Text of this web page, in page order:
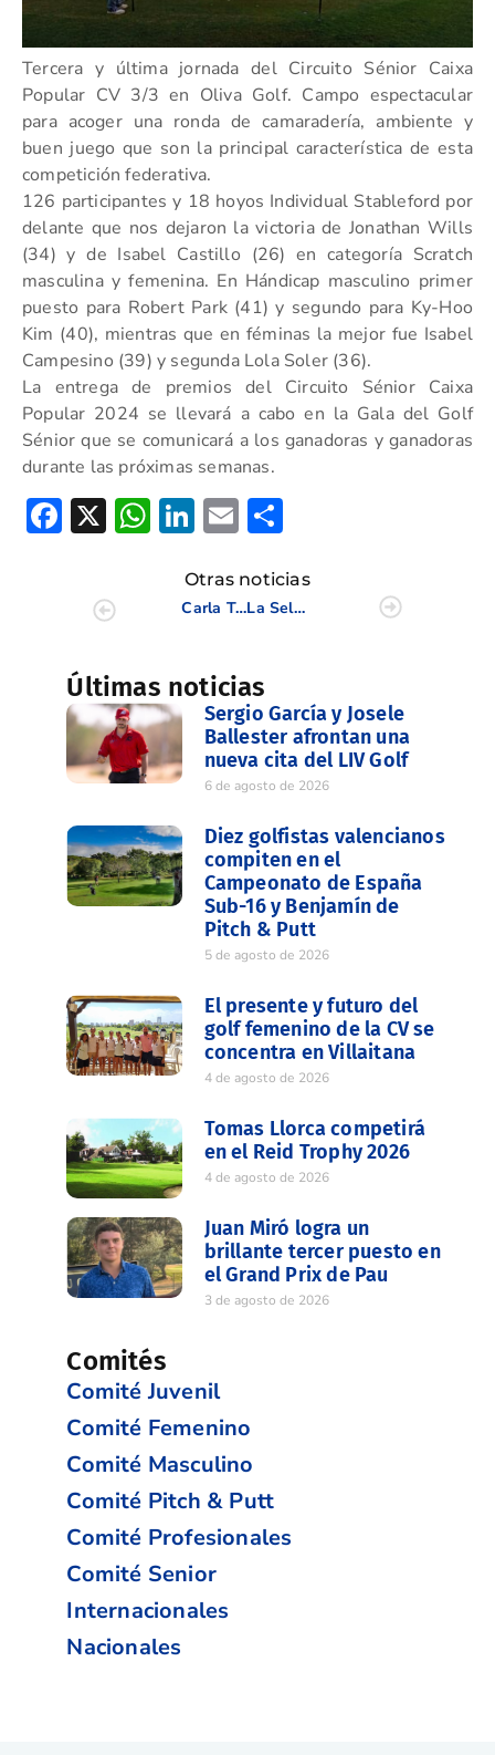
Tercera y última jornada del Circuito Sénior Caixa
Popular CV 3/3 en Oliva Golf. Campo espectacular
para acoger una ronda de camaradería, ambiente y
buen juego que son la principal característica de esta
competición federativa.
126 participantes y 18 hoyos Individual Stableford por
delante que nos dejaron la victoria de Jonathan Wills
(34) y de Isabel Castillo (26) en categoría Scratch
masculina y femenina. En Hándicap masculino primer
puesto para Robert Park (41) y segundo para Ky-Hoo
Kim (40), mientras que en féminas la mejor fue Isabel
Campesino (39) y segunda Lola Soler (36).
La entrega de premios del Circuito Sénior Caixa
Popular 2024 se llevará a cabo en la Gala del Golf
Sénior que se comunicará a los ganadoras y ganadoras
durante las próximas semanas.
Facebook
X WhatsApp
LinkedIn
Email
Otras noticias
Carla Tejedo jugará la final de la Escuela de la LPGA
La Selección Valenciana finaliza el Nacional de FFAA de Pitch&Putt 2024
Últimas noticias
Sergio García y Josele
Ballester afrontan una
nueva cita del LIV Golf
6 de agosto de 2026
Diez golfistas valencianos
compiten en el
Campeonato de España
Sub-16 y Benjamín de
Pitch & Putt
5 de agosto de 2026
El presente y futuro del
golf femenino de la CV se
concentra en Villaitana
4 de agosto de 2026
Tomas Llorca competirá
en el Reid Trophy 2026
4 de agosto de 2026
Juan Miró logra un
brillante tercer puesto en
el Grand Prix de Pau
3 de agosto de 2026
Comités
Comité Juvenil
Comité Femenino
Comité Masculino
Comité Pitch & Putt
Comité Profesionales
Comité Senior
Internacionales
Nacionales